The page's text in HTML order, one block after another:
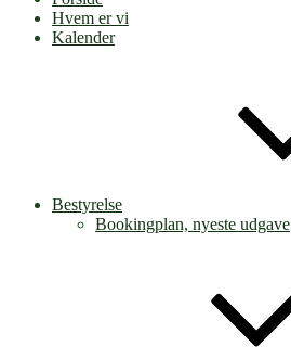
Hvem er vi
Kalender
Bestyrelse
Bookingplan, nyeste udgave